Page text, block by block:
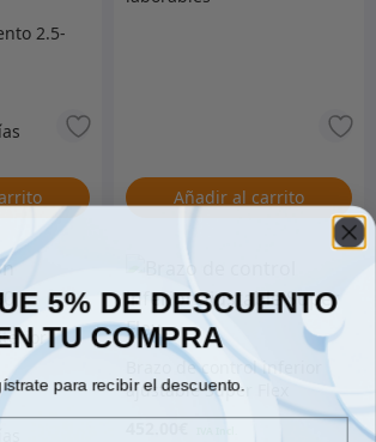
2.5-
Añadir al carrito
Brazo de control inferior
ajustable Super Flex
5% DE DESCUENTO
TU COMPRA
para recibir el descuento.